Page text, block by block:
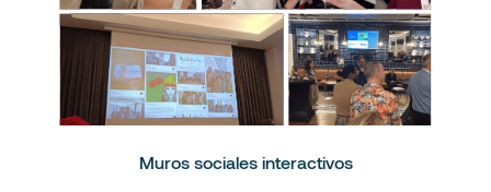
Muros sociales interactivos